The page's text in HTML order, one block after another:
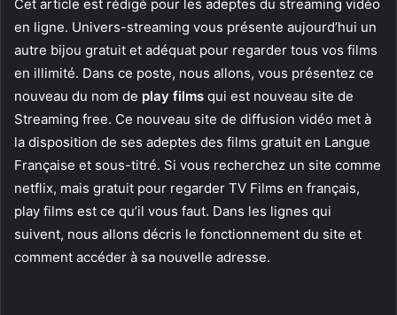
Cet article est rédigé pour les adeptes du streaming vidéo
en ligne. Univers-streaming vous présente aujourd’hui un
autre bijou gratuit et adéquat pour regarder tous vos films
en illimité. Dans ce poste, nous allons, vous présentez ce
nouveau du nom de play films qui est nouveau site de
Streaming free. Ce nouveau site de diffusion vidéo met à
la disposition de ses adeptes des films gratuit en Langue
Française et sous-titré. Si vous recherchez un site comme
netflix, mais gratuit pour regarder TV Films en français,
play films est ce qu’il vous faut. Dans les lignes qui
suivent, nous allons décris le fonctionnement du site et
comment accéder à sa nouvelle adresse.